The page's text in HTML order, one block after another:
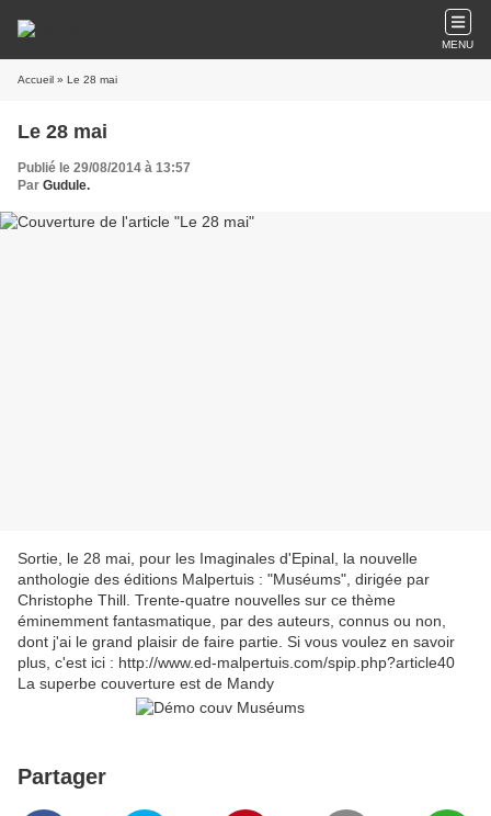
MENU
Accueil » Le 28 mai
Le 28 mai
Publié le 29/08/2014 à 13:57
Par Gudule.
Sortie, le 28 mai, pour les Imaginales d'Epinal, la nouvelle
anthologie des éditions Malpertuis : "Muséums", dirigée par
Christophe Thill. Trente-quatre nouvelles sur ce thème
éminemment fantasmatique, par des auteurs, connus ou non,
dont j'ai le grand plaisir de faire partie. Si vous voulez en savoir
plus, c'est ici : http://www.ed-malpertuis.com/spip.php?article40
La superbe couverture est de Mandy
Partager